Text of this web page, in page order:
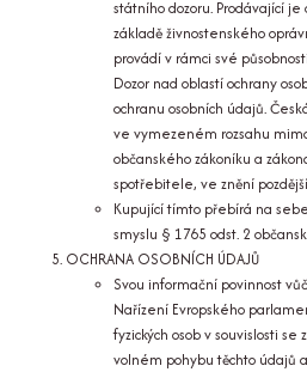
státního dozoru. Prodávající
základě živnostenského
provádí v rámci své
Dozor nad oblastí ochrany
ochranu osobních údajů.
ve vymezeném rozsahu
občanského zákoníku a
spotřebitele, ve znění
Kupující tímto přebírá na
smyslu § 1765 odst. 2
OCHRANA OSOBNÍCH ÚDAJŮ
Svou informační povinnost
Nařízení Evropského
fyzických osob v souvislosti
volném pohybu těchto údajů